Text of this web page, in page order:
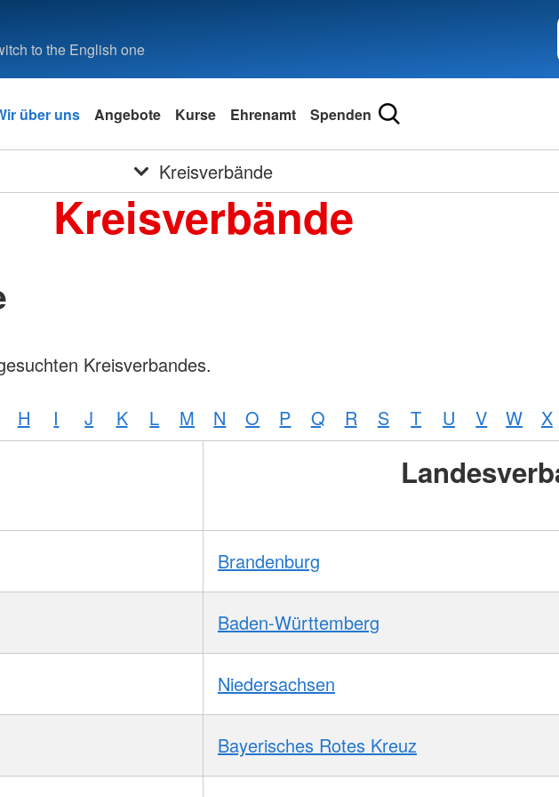
to the English one
über uns Angebote Kurse Ehrenamt Spenden
Kreisverbände
Kreisverbände
Kreisverbandes.
H I J K L M N O P Q R S T U V W X
Brandenburg
Baden-Württemberg
Niedersachsen
Bayerisches Rotes Kreuz